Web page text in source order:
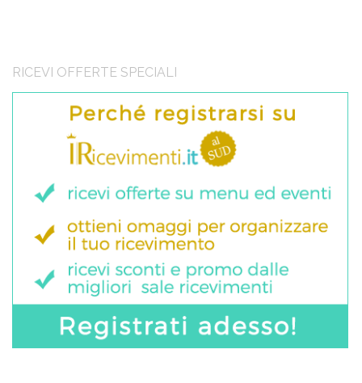
RICEVI OFFERTE SPECIALI